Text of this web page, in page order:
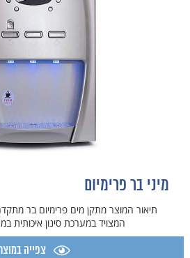
מיני בר פרימיום
תיאור המוצר מתקן מים פרימיום בר
המצויד במערכת סינון איכותית
צפייה